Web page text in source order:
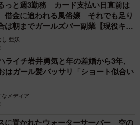
っと週3勤務 カード支払い日直前は
金に追われる風俗嬢 それでも足り
は朝までガールズバー副業【現役キャ
材】
し 亜妖
ライチ岩井勇気と年の差婚から3年、
はガール髪バッサリ「ショート似合い
なメディア
に置かれたウォーターサーバー 空の